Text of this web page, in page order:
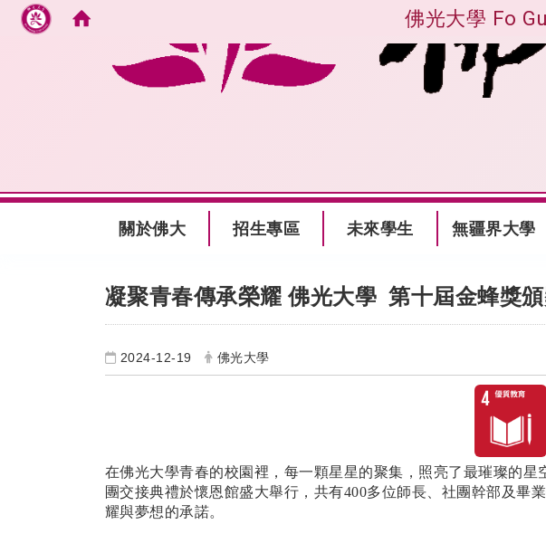
佛光大學 Fo
跳到主要內容
關於佛大 招生專區 未來學生 無疆界大學
凝聚青春傳承榮耀 佛光大學第十屆金蜂獎
2024-12-19 佛光大學
在佛光大學青春的校園裡，每一顆星星的聚集，照亮了最璀璨的
團交接典禮於懷恩館盛大舉行，共有400多位師長、社團幹部及畢
耀與夢想的承諾。